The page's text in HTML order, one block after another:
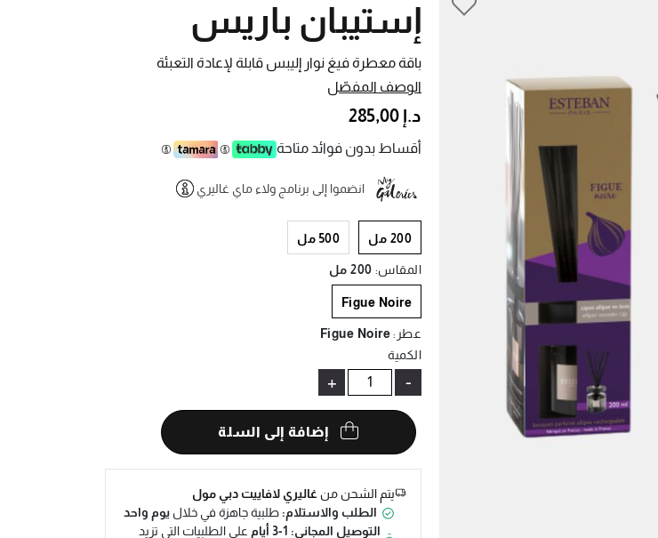
باقة معطرة فيغ نوار إليبس قابلة لإعادة التعبئة
إستيبان باريس
الوصف المفصّل
د.إ 285,00
أقساط بدون فوائد متاحة
انضموا إلى برنامج ولاء ماي غاليري
200 مل 500 مل
المقاس: 200 مل
Figue Noire
عطر :
Figue Noire
الكمية
-
+
إضافة إلى السلة
يتم الشحن منغاليري لافاييت دبي مول
الطلب والاستلام:طلبية جاهزة في خلاليوم واحد
التوصيل المجاني: 1-3 أيام
على الطلبيات التي تزيد